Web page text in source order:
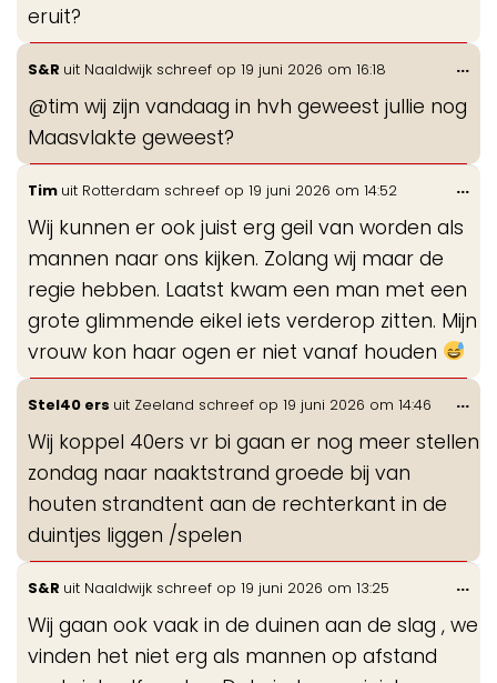
eruit?
S&R uit Naaldwijk schreef op 19 juni 2026 om 16:18
@tim wij zijn vandaag in hvh geweest jullie nog
Maasvlakte geweest?
...
Tim uit Rotterdam schreef op 19 juni 2026 om 14:52
Wij kunnen er ook juist erg geil van worden als
mannen naar ons kijken. Zolang wij maar de
regie hebben. Laatst kwam een man met een
grote glimmende eikel iets verderop zitten. Mijn
vrouw kon haar ogen er niet vanaf houden
...
Stel40 ers uit Zeeland schreef op 19 juni 2026 om 14:46
Wij koppel 40ers vr bi gaan er nog meer stellen
zondag naar naaktstrand groede bij van
houten strandtent aan de rechterkant in de
duintjes liggen /spelen
...
S&R uit Naaldwijk schreef op 19 juni 2026 om 13:25
Wij gaan ook vaak in de duinen aan de slag , we
vinden het niet erg als mannen op afstand
...